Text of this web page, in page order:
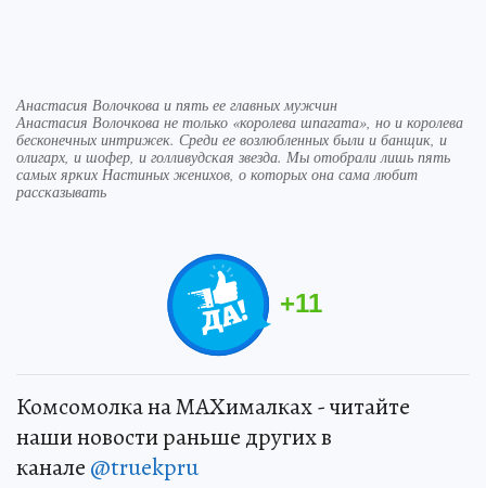
Анастасия Волочкова и пять ее главных мужчин
Анастасия Волочкова не только «королева шпагата», но и королева
бесконечных интрижек. Среди ее возлюбленных были и банщик, и
олигарх, и шофер, и голливудская звезда. Мы отобрали лишь пять
самых ярких Настиных женихов, о которых она сама любит
рассказывать
+11
Комсомолка на MAXималках - читайте
наши новости раньше других в
канале @truekpru